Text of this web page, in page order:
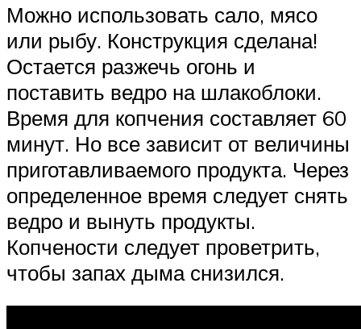
Можно использовать сало, мясо
или рыбу. Конструкция сделана!
Остается разжечь огонь и
поставить ведро на шлакоблоки.
Время для копчения составляет 60
минут. Но все зависит от величины
приготавливаемого продукта. Через
определенное время следует снять
ведро и вынуть продукты.
Копчености следует проветрить,
чтобы запах дыма снизился.